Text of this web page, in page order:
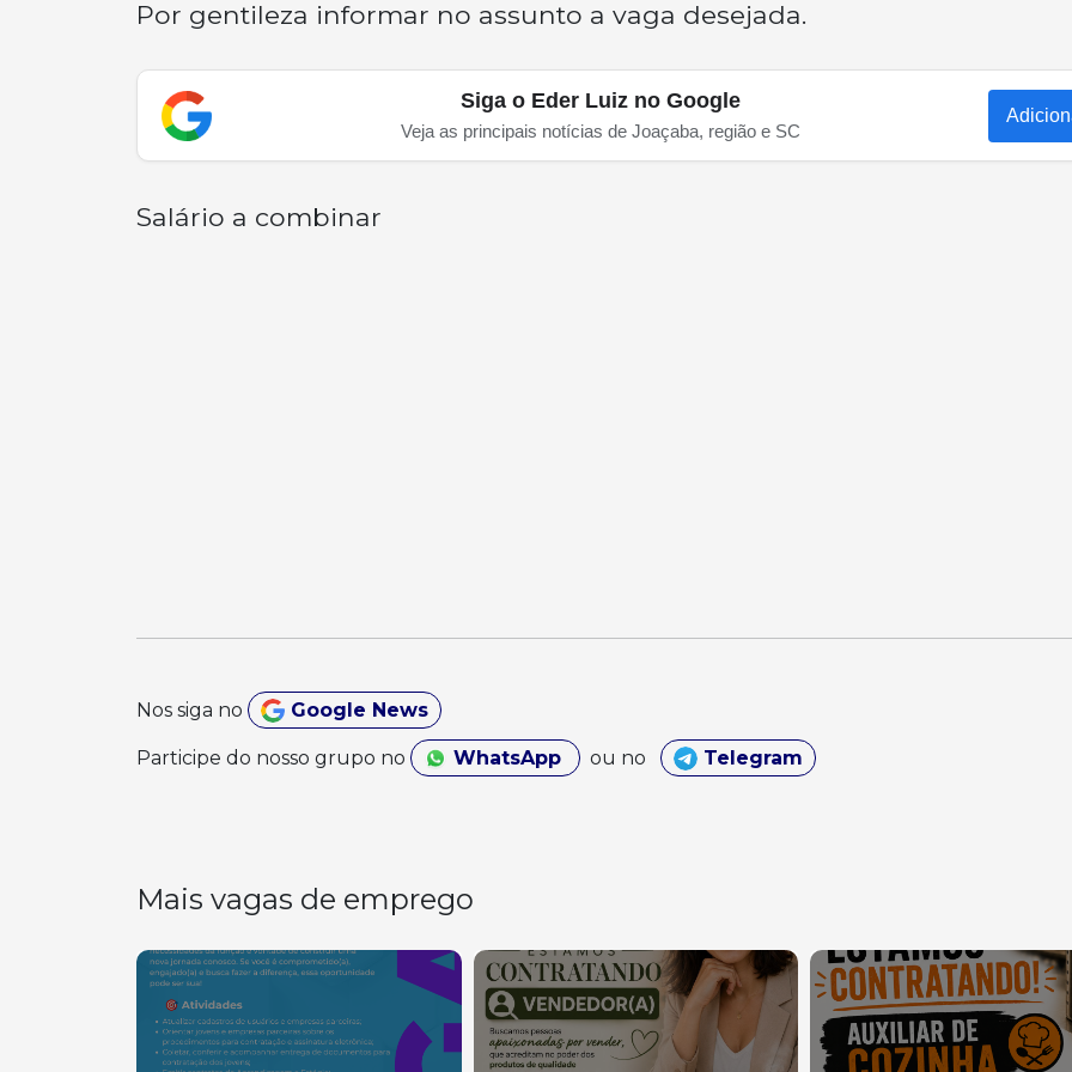
Por gentileza informar no assunto a vaga desejada.
Siga o Eder Luiz no Google
Veja as principais notícias de Joaçaba, região e SC
Salário a combinar
Nos siga no Google News
Participe do nosso grupo no WhatsApp ou no Telegram
Mais vagas de emprego